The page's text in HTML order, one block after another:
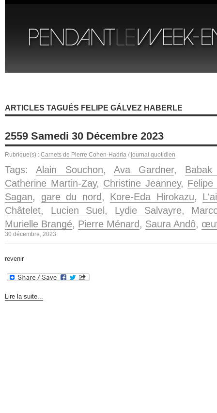
ARTICLES TAGUÉS FELIPE GÁLVEZ HABERLE
2559 Samedi 30 Décembre 2023
Rubrique(s) : Carnets de Pierre Cohen-Hadria / journal quotidien
Tags:Alain Souchon, Ava Gardner,
Catherine Martin-Zay, Christine Jeanney, Felipe
Sagan, gare du nord , Kore-Eda Hirokazu,
Châtelet, Lucien Suel , Lydie Salvayre,
Murielle Brangé, Pierre Ménard , Saura Andô,
30 décembre, 2023
revenir
Lire la suite...